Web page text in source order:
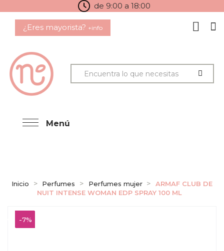
de 9:00 a 18:00
¿Eres mayorista? +info
Menú
Inicio Perfumes Perfumes mujer
ARMAF CLUB DE
NUIT INTENSE WOMAN EDP SPRAY 100 ML
-7%
-7%